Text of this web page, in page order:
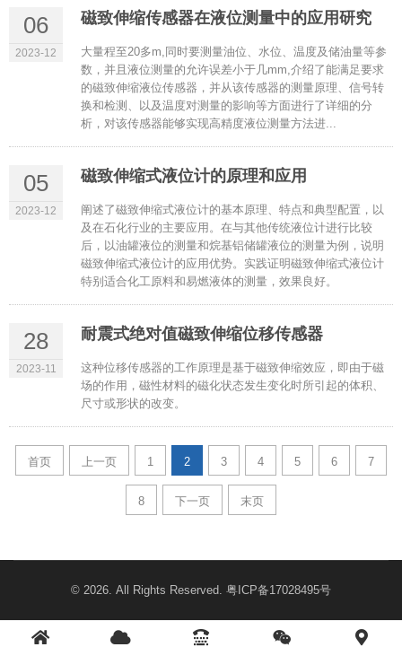
06
2023-12
磁致伸缩传感器在液位测量中的应用研究
大量程至20多m,同时要测量油位、水位、温度及储油量等参
数，并且液位测量的允许误差小于几mm,介绍了能满足要求
的磁致伸缩液位传感器，并从该传感器的测量原理、信号转
换和检测、以及温度对测量的影响等方面进行了详细的分
析，对该传感器能够实现高精度液位测量方法进...
05
2023-12
磁致伸缩式液位计的原理和应用
阐述了磁致伸缩式液位计的基本原理、特点和典型配置，以
及在石化行业的主要应用。在与其他传统液位计进行比较
后，以油罐液位的测量和烷基铝储罐液位的测量为例，说明
磁致伸缩式液位计的应用优势。实践证明磁致伸缩式液位计
特别适合化工原料和易燃液体的测量，效果良好。
28
2023-11
耐震式绝对值磁致伸缩位移传感器
这种位移传感器的工作原理是基于磁致伸缩效应，即由于磁
场的作用，磁性材料的磁化状态发生变化时所引起的体积、
尺寸或形状的改变。
首页 上一页 1 2 3 4 5 6 7
8 下一页 末页
© 2026. All Rights Reserved. 粤ICP备17028495号